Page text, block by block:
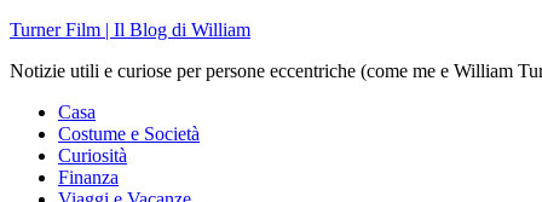
Skip
content
Turner Film | Il Blog di William
Notizie utili e curiose per persone eccentriche (come me e William
Casa
Costume e Società
Curiosità
Finanza